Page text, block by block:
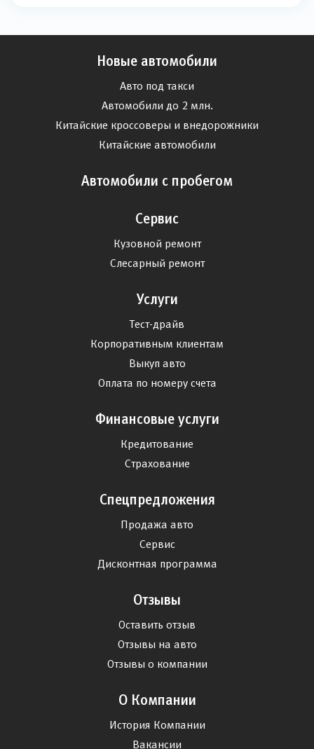
Новые автомобили
Авто под такси
Автомобили до 2 млн.
Китайские кроссоверы и внедорожники
Китайские автомобили
Автомобили с пробегом
Сервис
Кузовной ремонт
Слесарный ремонт
Услуги
Тест-драйв
Корпоративным клиентам
Выкуп авто
Оплата по номеру счета
Финансовые услуги
Кредитование
Страхование
Спецпредложения
Продажа авто
Сервис
Дисконтная программа
Отзывы
Оставить отзыв
Отзывы на авто
Отзывы о компании
О Компании
История Компании
Вакансии